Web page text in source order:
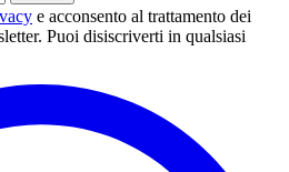
e acconsento al trattamento dei
Puoi disiscriverti in qualsiasi